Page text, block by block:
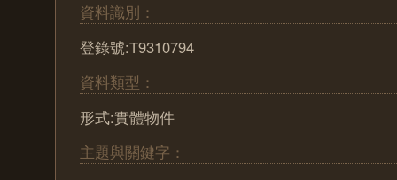
資料識別：
登錄號:T9310794
資料類型：
形式:實體物件
主題與關鍵字：